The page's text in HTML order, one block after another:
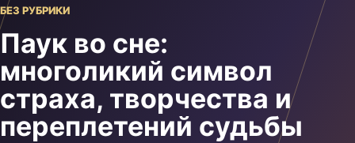
БЕЗ РУБРИКИ
Паук во сне:
многоликий символ
страха, творчества и
переплетений судьбы